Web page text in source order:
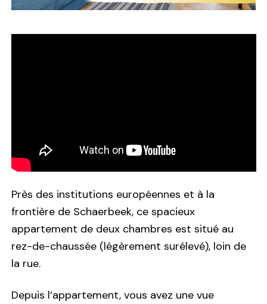
Près des institutions européennes et à la
frontière de Schaerbeek, ce spacieux
appartement de deux chambres est situé au
rez-de-chaussée (légèrement surélevé), loin de
la rue.
Depuis l’appartement, vous avez une vue